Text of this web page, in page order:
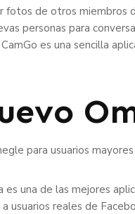
de otros miembros
personas para
es una sencilla
para usuarios
una de las mejores
usuarios reales de